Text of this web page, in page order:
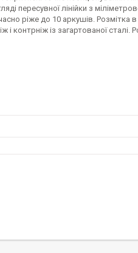
пересувної лінійки з
ріже до 10 аркушів. Розмітка
контрніж із загартованої сталі.